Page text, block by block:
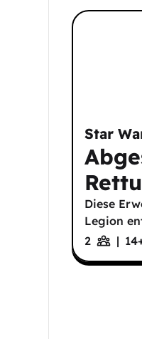
Star
Diese
Legion
2
| 14